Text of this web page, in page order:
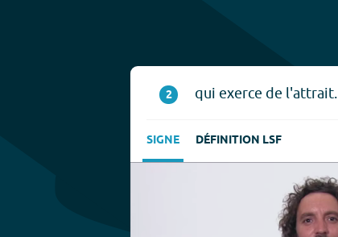
2 qui exerce de l'attrait.
SIGNE DÉFINITION LSF